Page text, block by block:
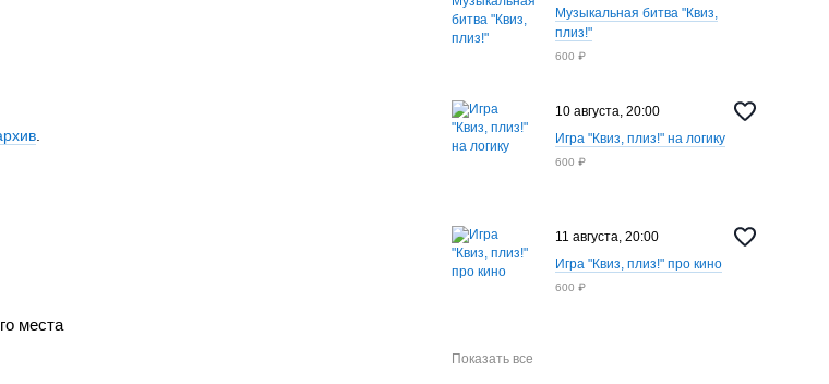
места
Музыкальная битва "Квиз,
плиз!"
600 ₽
10 августа, 20:00
Игра "Квиз, плиз!" на логику
600 ₽
11 августа, 20:00
Игра "Квиз, плиз!" про кино
600 ₽
Показать все